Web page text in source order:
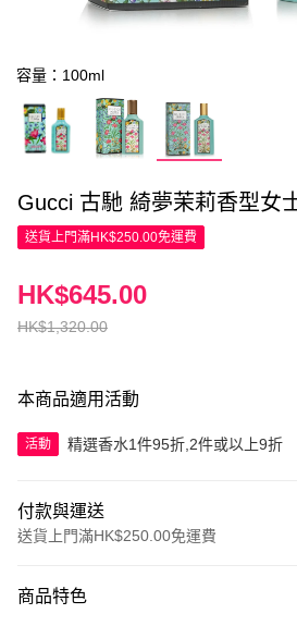
容量：100ml
Gucci 古馳 綺夢茉莉香型女
送貨上門滿HK$250.00免運費
HK$1,320.00
HK$645.00
本商品適用活動
活動 精選香水1件95折,2件或以上9折
付款與運送
送貨上門滿HK$250.00免運費
信用卡
商品特色